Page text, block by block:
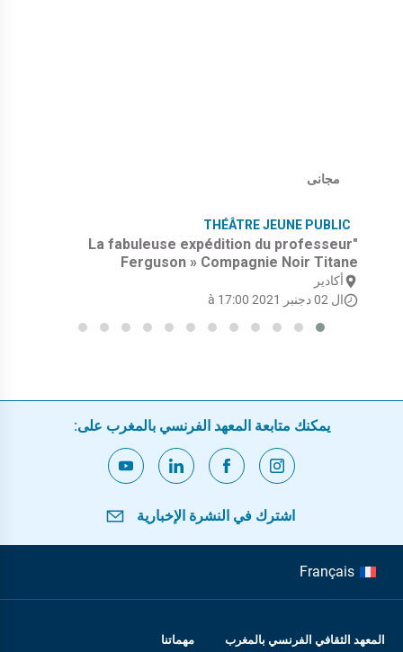
مجانى
THÉÂTRE JEUNE PUBLIC
"La fabuleuse expédition du professeur
Ferguson » Compagnie Noir Titane
أكادير
ال 02 دجنبر 2021 à 17:00
يمكنك متابعة المعهد الفرنسي بالمغرب على:
اشترك في النشرة الإخبارية
Français
المعهد الثقافي الفرنسي بالمغرب مهماتنا